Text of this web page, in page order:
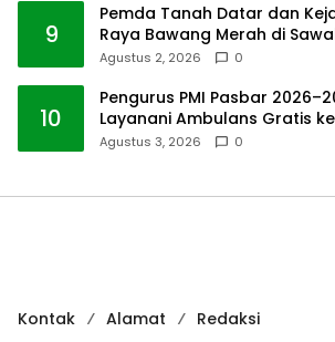
9
Pemda Tanah Datar dan
Raya Bawang Merah di
Agustus 2, 2026 0
10
Pengurus PMI Pasbar
Layanani Ambulans Gratis
Agustus 3, 2026 0
Kontak Alamat Redaksi